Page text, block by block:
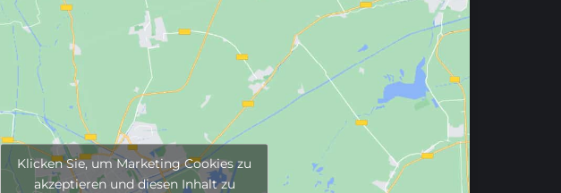
Klicken Sie, um Marketing Cookies zu
akzeptieren und diesen Inhalt zu